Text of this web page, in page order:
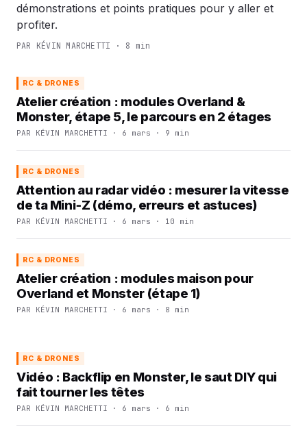
démonstrations et points pratiques pour y aller et
profiter.
PAR KÉVIN MARCHETTI · 8 min
RC & DRONES
Atelier création : modules Overland &
Monster, étape 5, le parcours en 2 étages
PAR KÉVIN MARCHETTI · 6 mars · 9 min
RC & DRONES
Attention au radar vidéo : mesurer la vitesse
de ta Mini‑Z (démo, erreurs et astuces)
PAR KÉVIN MARCHETTI · 6 mars · 10 min
RC & DRONES
Atelier création : modules maison pour
Overland et Monster (étape 1)
PAR KÉVIN MARCHETTI · 6 mars · 8 min
RC & DRONES
Vidéo : Backflip en Monster, le saut DIY qui
fait tourner les têtes
PAR KÉVIN MARCHETTI · 6 mars · 6 min